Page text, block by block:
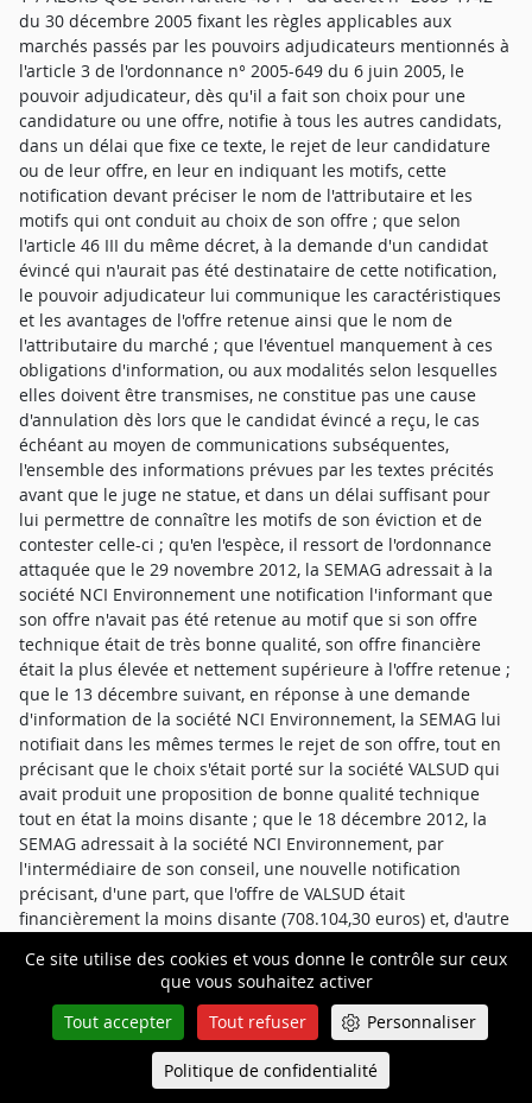
Ce site utilise des cookies et vous donne le contrôle sur ceux
que vous souhaitez activer
Tout accepter
Tout refuser Personnaliser
Politique de confidentialité
du 30 décembre 2005 fixant les règles applicables aux
marchés passés par les pouvoirs adjudicateurs mentionnés à
l'article 3 de l'ordonnance n° 2005-649 du 6 juin 2005, le
pouvoir adjudicateur, dès qu'il a fait son choix pour une
candidature ou une offre, notifie à tous les autres candidats,
dans un délai que fixe ce texte, le rejet de leur candidature
ou de leur offre, en leur en indiquant les motifs, cette
notification devant préciser le nom de l'attributaire et les
motifs qui ont conduit au choix de son offre ; que selon
l'article 46 III du même décret, à la demande d'un candidat
évincé qui n'aurait pas été destinataire de cette notification,
le pouvoir adjudicateur lui communique les caractéristiques
et les avantages de l'offre retenue ainsi que le nom de
l'attributaire du marché ; que l'éventuel manquement à ces
obligations d'information, ou aux modalités selon lesquelles
elles doivent être transmises, ne constitue pas une cause
d'annulation dès lors que le candidat évincé a reçu, le cas
échéant au moyen de communications subséquentes,
l'ensemble des informations prévues par les textes précités
avant que le juge ne statue, et dans un délai suffisant pour
lui permettre de connaître les motifs de son éviction et de
contester celle-ci ; qu'en l'espèce, il ressort de l'ordonnance
attaquée que le 29 novembre 2012, la SEMAG adressait à la
société NCI Environnement une notification l'informant que
son offre n'avait pas été retenue au motif que si son offre
technique était de très bonne qualité, son offre financière
était la plus élevée et nettement supérieure à l'offre retenue ;
que le 13 décembre suivant, en réponse à une demande
d'information de la société NCI Environnement, la SEMAG lui
notifiait dans les mêmes termes le rejet de son offre, tout en
précisant que le choix s'était porté sur la société VALSUD qui
avait produit une proposition de bonne qualité technique
tout en état la moins disante ; que le 18 décembre 2012, la
SEMAG adressait à la société NCI Environnement, par
l'intermédiaire de son conseil, une nouvelle notification
précisant, d'une part, que l'offre de VALSUD était
financièrement la moins disante (708.104,30 euros) et, d'autre
permettant d'apprécier les offres, sont indiqués dans le
chapitre H « critères d'attribution » du règlement de
consultation » ; qu'enfin, dans ses conclusions, la SEMAG a
précisé une nouvelle fois les caractéristiques et avantages de
l'offre retenue en communiquant les notes détaillées
attribuées à la société NCI Environnement et à la société
Queue-Fair